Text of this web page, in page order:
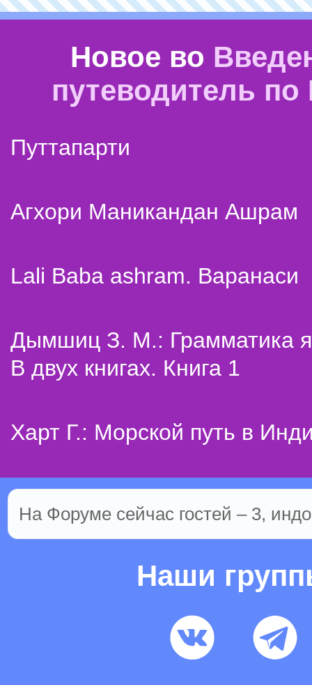
Новое во
путеводитель
Путтапарти
Агхори Маникандан Ашрам
Lali Baba ashram. Варанаси
Дымшиц З. М.: Грамматика
В двух книгах. Книга 1
Харт Г.: Морской путь в
На Форуме сейчас гостей – 3,
Наши